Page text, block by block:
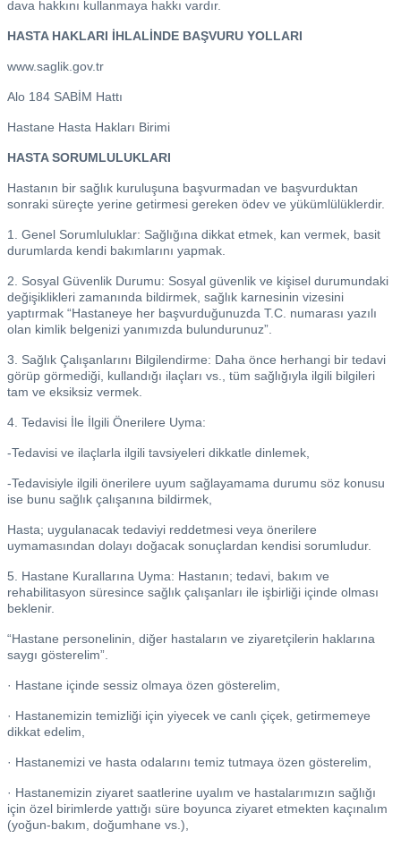
dava hakkını kullanmaya hakkı vardır.
HASTA HAKLARI İHLALİNDE BAŞVURU YOLLARI
www.saglik.gov.tr
Alo 184 SABİM Hattı
Hastane Hasta Hakları Birimi
HASTA SORUMLULUKLARI
Hastanın bir sağlık kuruluşuna başvurmadan ve başvurduktan
sonraki süreçte yerine getirmesi gereken ödev ve yükümlülüklerdir.
1. Genel Sorumluluklar: Sağlığına dikkat etmek, kan vermek, basit
durumlarda kendi bakımlarını yapmak.
2. Sosyal Güvenlik Durumu: Sosyal güvenlik ve kişisel durumundaki
değişiklikleri zamanında bildirmek, sağlık karnesinin vizesini
yaptırmak “Hastaneye her başvurduğunuzda T.C. numarası yazılı
olan kimlik belgenizi yanımızda bulundurunuz”.
3. Sağlık Çalışanlarını Bilgilendirme: Daha önce herhangi bir tedavi
görüp görmediği, kullandığı ilaçları vs., tüm sağlığıyla ilgili bilgileri
tam ve eksiksiz vermek.
4. Tedavisi İle İlgili Önerilere Uyma:
-Tedavisi ve ilaçlarla ilgili tavsiyeleri dikkatle dinlemek,
-Tedavisiyle ilgili önerilere uyum sağlayamama durumu söz konusu
ise bunu sağlık çalışanına bildirmek,
Hasta; uygulanacak tedaviyi reddetmesi veya önerilere
uymamasından dolayı doğacak sonuçlardan kendisi sorumludur.
5. Hastane Kurallarına Uyma: Hastanın; tedavi, bakım ve
rehabilitasyon süresince sağlık çalışanları ile işbirliği içinde olması
beklenir.
“Hastane personelinin, diğer hastaların ve ziyaretçilerin haklarına
saygı gösterelim”.
· Hastane içinde sessiz olmaya özen gösterelim,
· Hastanemizin temizliği için yiyecek ve canlı çiçek, getirmemeye
dikkat edelim,
· Hastanemizi ve hasta odalarını temiz tutmaya özen gösterelim,
· Hastanemizin ziyaret saatlerine uyalım ve hastalarımızın sağlığı
için özel birimlerde yattığı süre boyunca ziyaret etmekten kaçınalım
(yoğun-bakım, doğumhane vs.),